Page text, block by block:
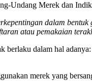
Undang Merek dan
dalam
atau pemakaian
berlaku dalam hal adanya:
merek yang